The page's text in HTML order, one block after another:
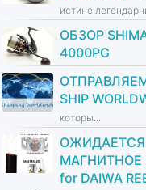
истине
ОБЗОР
4000PG
SHIP
которы...
МАГНИТНОЕ
for DAIWA